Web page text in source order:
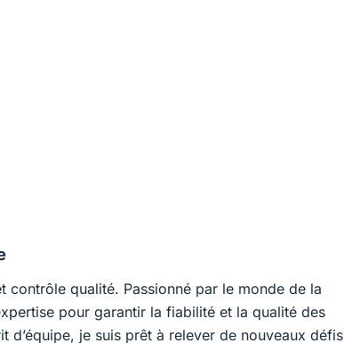
contrôle qualité. Passionné par le monde de la
pour garantir la fiabilité et la qualité des
d’équipe, je suis prêt à relever de nouveaux défis